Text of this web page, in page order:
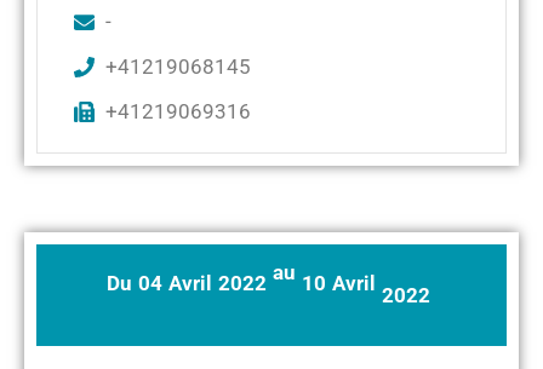
-
+41219068145
+41219069316
Du 04 Avril 2022 au 10 Avril 2022